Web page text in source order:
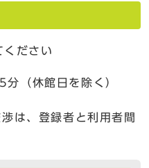
ください
（休館日を除く）
は、登録者と利用者間